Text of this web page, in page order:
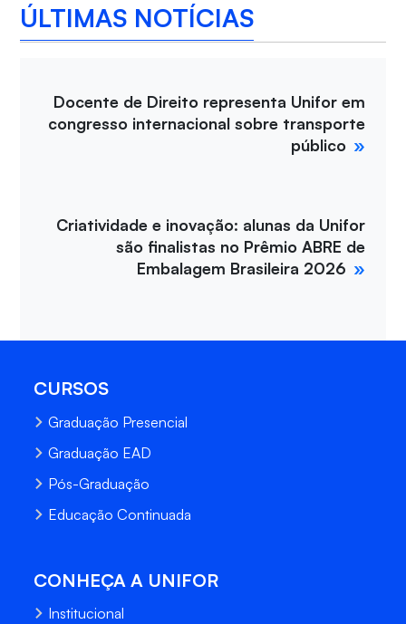
ÚLTIMAS NOTÍCIAS
Docente de Direito representa Unifor em
congresso internacional sobre transporte
público
Criatividade e inovação: alunas da Unifor
são finalistas no Prêmio ABRE de
Embalagem Brasileira 2026
CURSOS
Graduação Presencial
Graduação EAD
Pós-Graduação
Educação Continuada
CONHEÇA A UNIFOR
Institucional